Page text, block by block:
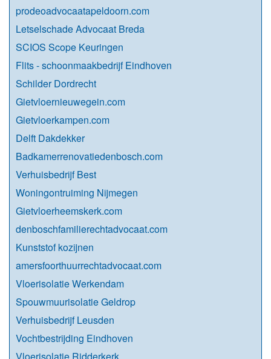
prodeoadvocaatapeldoorn.com
Letselschade Advocaat Breda
SCIOS Scope Keuringen
Flits - schoonmaakbedrijf Eindhoven
Schilder Dordrecht
Gietvloernieuwegein.com
Gietvloerkampen.com
Delft Dakdekker
Badkamerrenovatiedenbosch.com
Verhuisbedrijf Best
Woningontruiming Nijmegen
Gietvloerheemskerk.com
denboschfamilierechtadvocaat.com
Kunststof kozijnen
amersfoorthuurrechtadvocaat.com
Vloerisolatie Werkendam
Spouwmuurisolatie Geldrop
Verhuisbedrijf Leusden
Vochtbestrijding Eindhoven
Vloerisolatie Ridderkerk